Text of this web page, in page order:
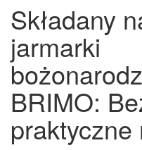
Składany
jarmarki
BRIMO: